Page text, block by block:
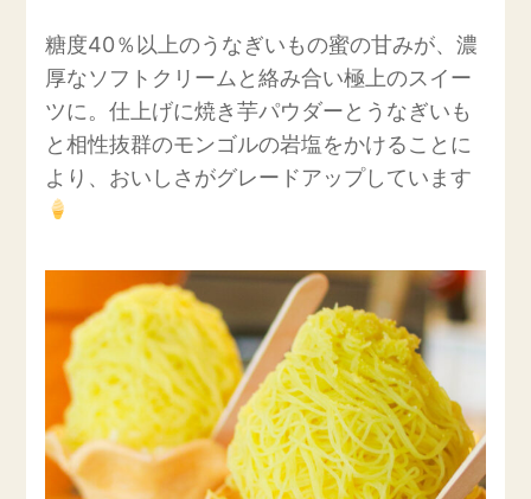
糖度40％以上のうなぎいもの蜜の甘みが、濃
厚なソフトクリームと絡み合い極上のスイー
ツに。仕上げに焼き芋パウダーとうなぎいも
と相性抜群のモンゴルの岩塩をかけることに
より、おいしさがグレードアップしています